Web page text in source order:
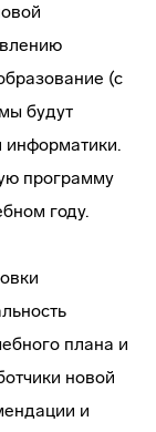
(с
будут
информатики.
программу
году.
плана и
новой
и